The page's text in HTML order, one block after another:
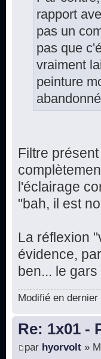
rapport
pas un
pas que
vraiment
peinture
Filtre
l'éclairage
"bah, il est
La réflexion
évidence,
ben... le
Modifié en dernier
Re: 1x01 -
par hyorvolt »